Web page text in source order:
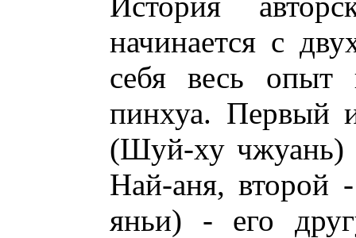
начинается с
себя весь опыт
пинхуа. Первый
(Шуй-ху чжуань)
Най-аня, второй
яньи) - его